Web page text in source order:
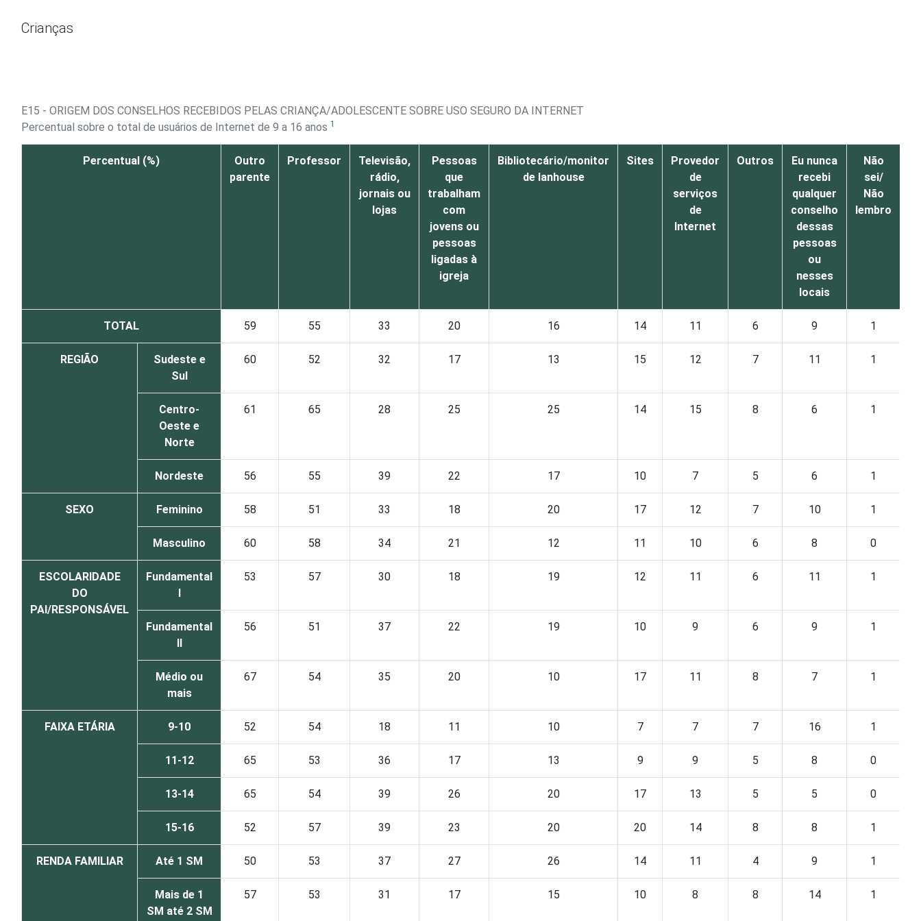
Crianças
E15 - ORIGEM DOS CONSELHOS RECEBIDOS PELAS CRIANÇA/ADOLESCENTE SOBRE USO SEGURO DA INTERNET
Percentual sobre o total de usuários de Internet de 9 a 16 anos 1
Percentual (%)
Outro
parente
Professor
Televisão,
rádio,
jornais ou
lojas
Pessoas
que
trabalham
com
jovens ou
pessoas
ligadas à
igreja
Bibliotecário/monitor
de lanhouse
Sites
Provedor
de
serviços
de
Internet
Outros
Eu nunca
recebi
qualquer
conselho
dessas
pessoas
ou
nesses
locais
Não
sei/
Não
lembro
TOTAL 59 55 33 20 16 14 11 6 9 1
REGIÃO
Sudeste e
Sul
60 52 32 17 13 15 12 7 11 1
Centro-
Oeste e
Norte
61 65 28 25 25 14 15 8 6 1
Nordeste 56 55 39 22 17 10 7 5 6 1
SEXO Feminino 58 51 33 18 20 17 12 7 10 1
Masculino 60 58 34 21 12 11 10 6 8 0
ESCOLARIDADE
DO
PAI/RESPONSÁVEL
Fundamental
I
53 57 30 18 19 12 11 6 11 1
Fundamental
II
56 51 37 22 19 10 9 6 9 1
Médio ou
mais
67 54 35 20 10 17 11 8 7 1
FAIXA ETÁRIA 9-10 52 54 18 11 10 7 7 7 16 1
11-12 65 53 36 17 13 9 9 5 8 0
13-14 65 54 39 26 20 17 13 5 5 0
15-16 52 57 39 23 20 20 14 8 8 1
RENDA FAMILIAR Até 1 SM 50 53 37 27 26 14 11 4 9 1
Mais de 1
SM até 2 SM
57 53 31 17 15 10 8 8 14 1